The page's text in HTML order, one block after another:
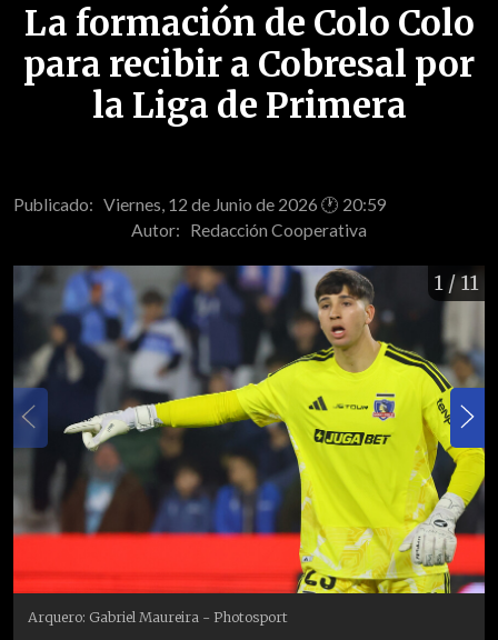
La formación de Colo Colo
para recibir a Cobresal por
la Liga de Primera
Publicado: Viernes, 12 de Junio de 2026 🕐 20:59
Autor: Redacción Cooperativa
1 / 11
Arquero: Gabriel Maureira - Photosport